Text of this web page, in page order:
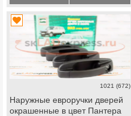
1021 (672)
Наружные евроручки дверей
окрашенные в цвет Пантера